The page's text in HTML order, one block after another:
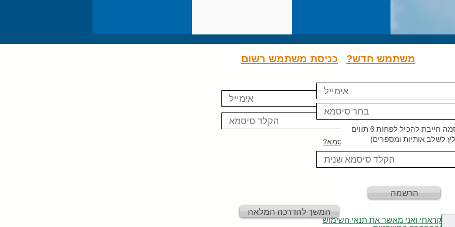
כניסת משתמש רשום
שכחת סיסמא?
המשך להדרכה המלאה
משתמש חדש?
חייבת להכיל לפחות 6 תווים
לשלב אותיות ומספרים)
הרשמה
קראתי ואני מאשר את תנאי השימוש